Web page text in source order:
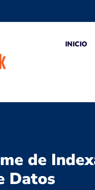
INICIO
de
Datos